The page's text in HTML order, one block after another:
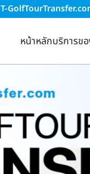
T-
หน้าหลักบริการขอ